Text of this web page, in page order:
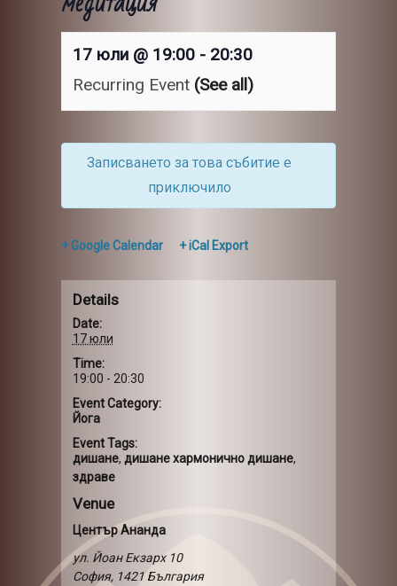
17 юли @ 19:00 - 20:30
Recurring Event (See all)
Записването за това събитие е
приключило
+ Google Calendar + iCal Export
Details
Date:
17 юли
Time:
19:00 - 20:30
Event Category:
Йога
Event Tags:
дишане, дишане хармонично дишане,
здраве
Venue
Център Ананда
ул. Йоан Екзарх 10
София, 1421 България